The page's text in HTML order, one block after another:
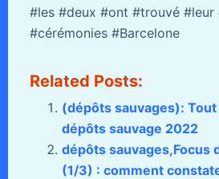
#les #deux #ont #trouvé #leur
#cérémonies #Barcelone
Related Posts:
(dépôts sauvages):
dépôts sauvage 2022
dépôts sauvages,Focus
(1/3) : comment